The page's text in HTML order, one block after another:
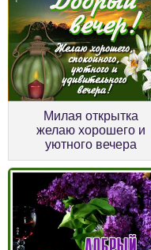
Милая открытка
желаю хорошего и
уютного вечера